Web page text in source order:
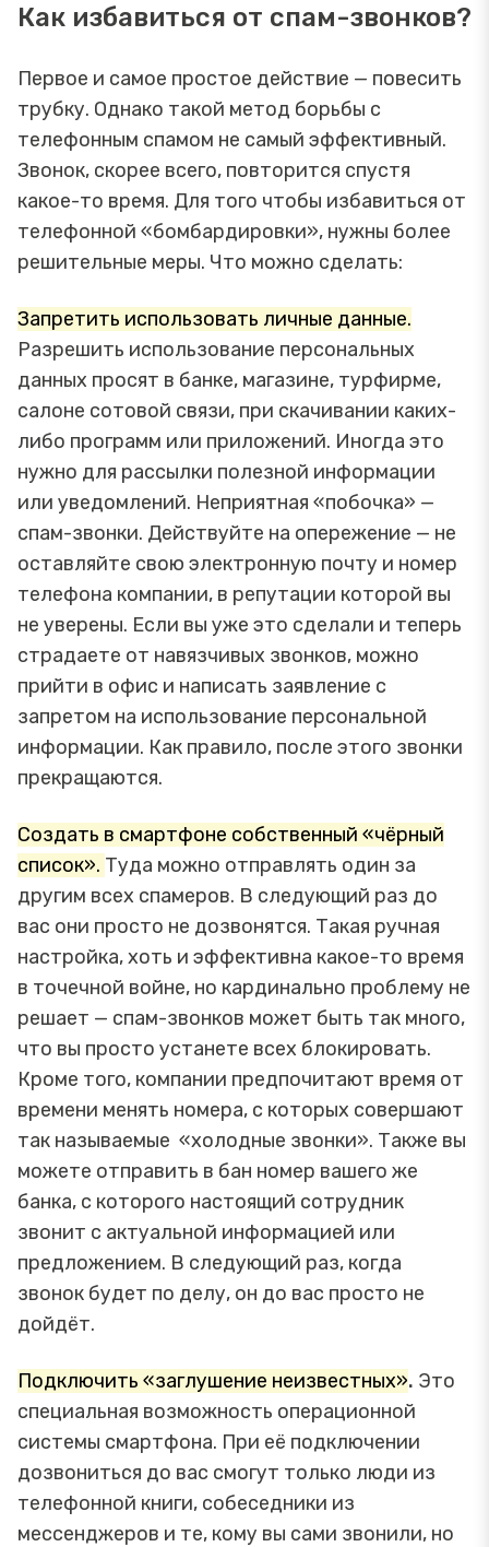
Как избавиться от спам-звонков?
Первое и самое простое действие — повесить
трубку. Однако такой метод борьбы с
телефонным спамом не самый эффективный.
Звонок, скорее всего, повторится спустя
какое-то время. Для того чтобы избавиться от
телефонной «бомбардировки», нужны более
решительные меры. Что можно сделать:
Запретить использовать личные данные.
Разрешить использование персональных
данных просят в банке, магазине, турфирме,
салоне сотовой связи, при скачивании каких-
либо программ или приложений. Иногда это
нужно для рассылки полезной информации
или уведомлений. Неприятная «побочка» —
спам-звонки. Действуйте на опережение — не
оставляйте свою электронную почту и номер
телефона компании, в репутации которой вы
не уверены. Если вы уже это сделали и теперь
страдаете от навязчивых звонков, можно
прийти в офис и написать заявление с
запретом на использование персональной
информации. Как правило, после этого звонки
прекращаются.
Создать в смартфоне собственный «чёрный
список». Туда можно отправлять один за
другим всех спамеров. В следующий раз до
вас они просто не дозвонятся. Такая ручная
настройка, хоть и эффективна какое-то время
в точечной войне, но кардинально проблему не
решает — спам-звонков может быть так много,
что вы просто устанете всех блокировать.
Кроме того, компании предпочитают время от
времени менять номера, с которых совершают
так называемые «холодные звонки». Также вы
можете отправить в бан номер вашего же
банка, с которого настоящий сотрудник
звонит с актуальной информацией или
предложением. В следующий раз, когда
звонок будет по делу, он до вас просто не
дойдёт.
Подключить «заглушение неизвестных». Это
специальная возможность операционной
системы смартфона. При её подключении
дозвониться до вас смогут только люди из
телефонной книги, собеседники из
мессенджеров и те, кому вы сами звонили, но